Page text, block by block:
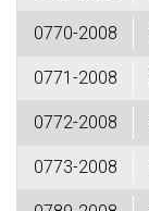
0770-2008
0771-2008
0772-2008
0773-2008